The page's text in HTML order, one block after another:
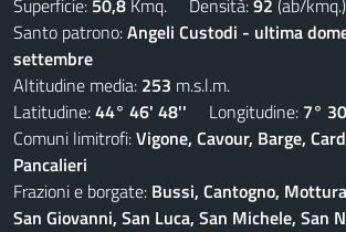
Superficie: 50,8 Kmq. Densità:92 (ab/kmq.)
Santo patrono:Angeli Custodi - ultima
settembre
Altitudine media: 253 m.s.l.m.
Latitudine:44° 46' 48'' Longitudine: 7°
Comuni limitrofi:Vigone, Cavour, Barge,
Pancalieri
Frazioni e borgate: Bussi, Cantogno,
San Giovanni, San Luca, San Michele, San